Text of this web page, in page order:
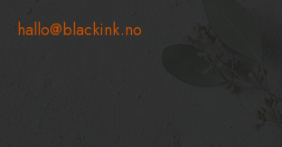
hallo@blackink.no